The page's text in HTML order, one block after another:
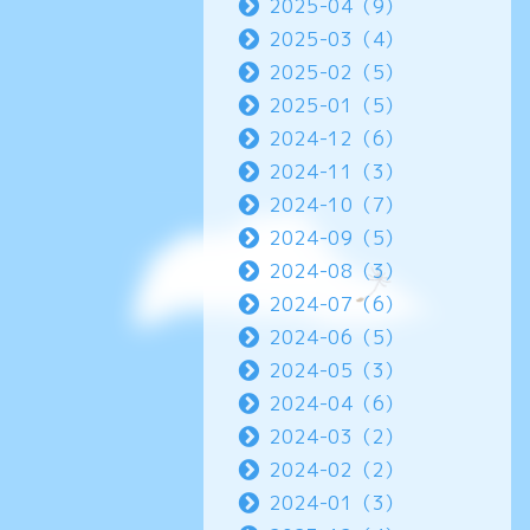
2025-04（9）
2025-03（4）
2025-02（5）
2025-01（5）
2024-12（6）
2024-11（3）
2024-10（7）
2024-09（5）
2024-08（3）
2024-07（6）
2024-06（5）
2024-05（3）
2024-04（6）
2024-03（2）
2024-02（2）
2024-01（3）